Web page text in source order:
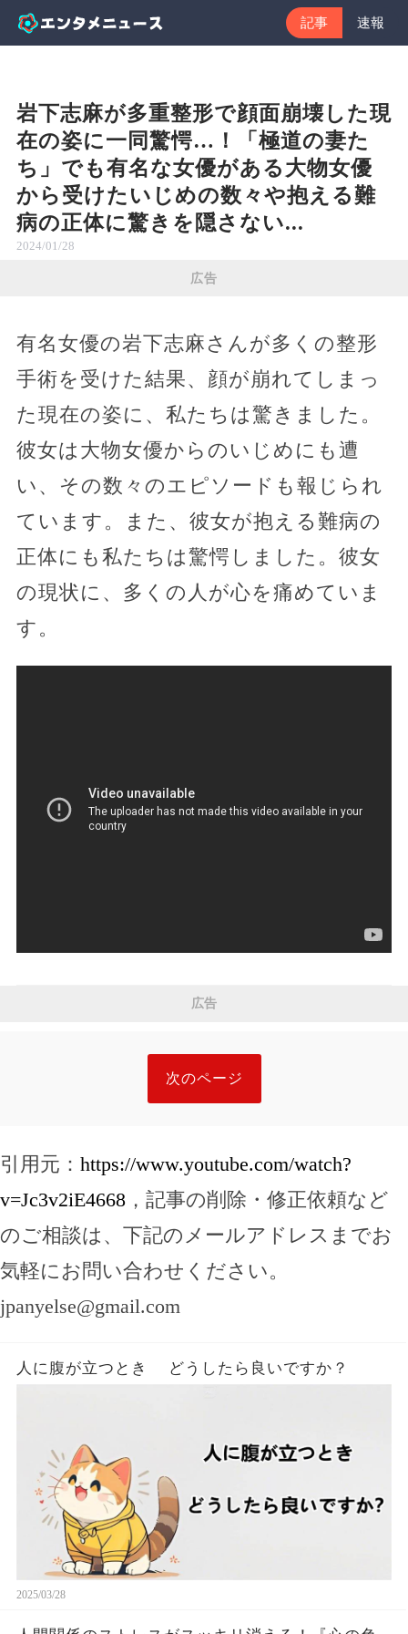
記事 速報
岩下志麻が多重整形で顔面崩壊した現
在の姿に一同驚愕…！「極道の妻た
ち」でも有名な女優がある大物女優
から受けたいじめの数々や抱える難
病の正体に驚きを隠さない...
2024/01/28
広告
有名女優の岩下志麻さんが多くの整形
手術を受けた結果、顔が崩れてしまっ
た現在の姿に、私たちは驚きました。
彼女は大物女優からのいじめにも遭
い、その数々のエピソードも報じられ
ています。また、彼女が抱える難病の
正体にも私たちは驚愕しました。彼女
の現状に、多くの人が心を痛めていま
す。
広告
次のページ
引用元： https://www.youtube.com/watch?
v=Jc3v2iE4668 ，記事の削除・修正依頼など
のご相談は、下記のメールアドレスまでお
気軽にお問い合わせください。
jpanyelse@gmail.com
人に腹が立つとき どうしたら良いですか？
2025/03/28